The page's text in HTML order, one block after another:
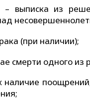
выписка из
(при наличии);
смерти одного